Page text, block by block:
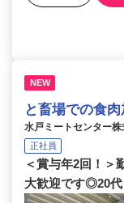
NEW
と畜場での食
水戸ミートセンター株
正社員
＜賞与年2回！＞
大歓迎です◎20代